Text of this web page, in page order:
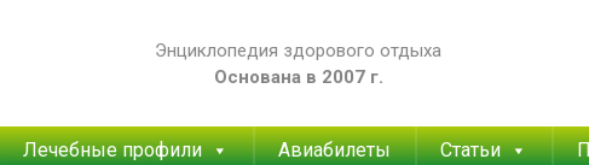
Энциклопедия здорового отдыха
Основана в 2007 г.
Лечебные профили Авиабилеты Статьи